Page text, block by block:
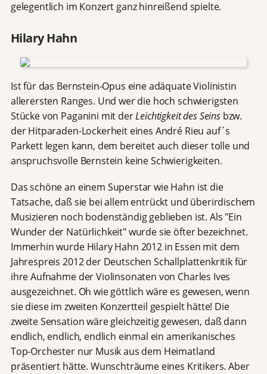
gelegentlich im Konzert ganz hinreißend spielte.
Hilary Hahn
Ist für das Bernstein-Opus eine adäquate Violinistin
allerersten Ranges. Und wer die hoch schwierigsten
Stücke von Paganini mit derLeichtigkeit des Seinsbzw.
der Hitparaden-Lockerheit eines André Rieu auf´s
Parkett legen kann, dem bereitet auch dieser tolle und
anspruchsvolle Bernstein keine Schwierigkeiten.
Das schöne an einem Superstar wie Hahn ist die
Tatsache, daß sie bei allem entrückt und überirdischem
Musizieren noch bodenständig geblieben ist. Als "Ein
Wunder der Natürlichkeit" wurde sie öfter bezeichnet.
Immerhin wurde Hilary Hahn 2012 in Essen mit dem
Jahrespreis 2012 der Deutschen Schallplattenkritik für
ihre Aufnahme der Violinsonaten von Charles Ives
ausgezeichnet. Oh wie göttlich wäre es gewesen, wenn
sie diese im zweiten Konzertteil gespielt hätte! Die
zweite Sensation wäre gleichzeitig gewesen, daß dann
endlich, endlich, endlich einmal ein amerikanisches
Top-Orchester nur Musik aus dem Heimatland
präsentiert hätte. Wunschträume eines Kritikers. Aber